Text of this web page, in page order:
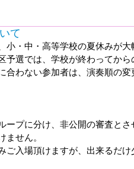
て
小・中・高等学校の夏休みが大
予選では、学校が終わってか
合わない参加者は、演奏順の
ープに分け、非公開の審査とさ
ません。
ご入場頂けますが、出来るだ